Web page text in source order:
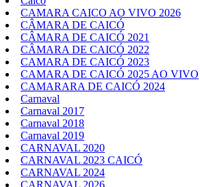
CAMARA CAICO AO VIVO 2026
CÂMARA DE CAICÓ
CÂMARA DE CAICÓ 2021
CÂMARA DE CAICÓ 2022
CAMARA DE CAICÓ 2023
CAMARA DE CAICÓ 2025 AO VIVO
CAMARARA DE CAICÓ 2024
Carnaval
Carnaval 2017
Carnaval 2018
Carnaval 2019
CARNAVAL 2020
CARNAVAL 2023 CAICÓ
CARNAVAL 2024
CARNAVAL 2026